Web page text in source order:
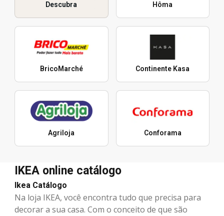
Descubra Hôma
BricoMarché Continente Kasa
Agriloja Conforama
IKEA online catálogo
Ikea Catálogo
Na loja IKEA, você encontra tudo que precisa para
decorar a sua casa. Com o conceito de que são